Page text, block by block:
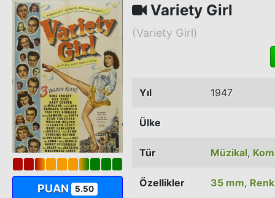
PUAN 5.50
Variety Girl
(Variety Girl)
Yıl 1947
Ülke
Tür Müzikal,
Özellikler 35 mm,